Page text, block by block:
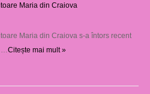
Maria din Craiova
Maria din Craiova s-a întors recent
Citește mai mult »